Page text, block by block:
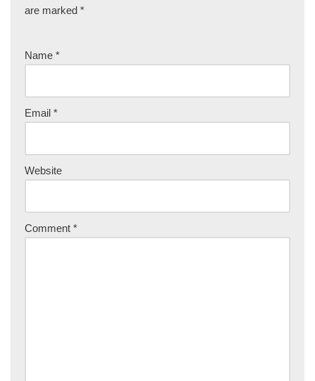
are marked *
Name *
Email *
Website
Comment *